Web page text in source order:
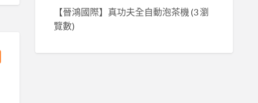
【晉鴻國際】真功夫全自動泡茶機 (3 瀏
覽數)